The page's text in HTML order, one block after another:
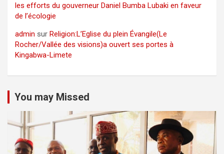
les efforts du gouverneur Daniel Bumba Lubaki en faveur
de l’écologie
admin sur Religion:L’Eglise du plein Évangile(Le
Rocher/Vallée des visions)a ouvert ses portes à
Kingabwa-Limete
You may Missed